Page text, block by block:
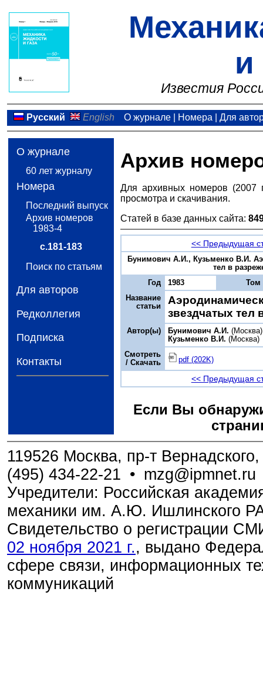
и
Известия
Русский English О журнале| Номера Для
О журнале
60 лет журналу
Номера
Последний выпуск
Архив номеров
1983-4
с.181-183
Поиск по статьям
Для авторов
Редколлегия
Подписка
Контакты
Архив
Для архивных номеров (2007
просмотра и скачивания.
Статей в базе данных сайта:
<< Предыдущая
Бунимович А.И., Кузьменко В.И.
тел в
Год
1983
Том
Название
статьи
звездчатых тел
Автор(ы) Бунимович А.И. (Москва)
Кузьменко В.И. (Москва)
Смотреть
/ Скачать
pdf (202K)
<< Предыдущая
Если Вы
119526 Москва, пр-т
(495) 434-22-21 • mzg@ipmnet.ru
Учредители: Российская
механики им. А.Ю. Ишлинского
Свидетельство о регистрации
02 ноября 2021 г., выдано
сфере связи, информационных
коммуникаций